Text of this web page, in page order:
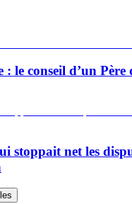
: le conseil d’un Père
stoppait net les